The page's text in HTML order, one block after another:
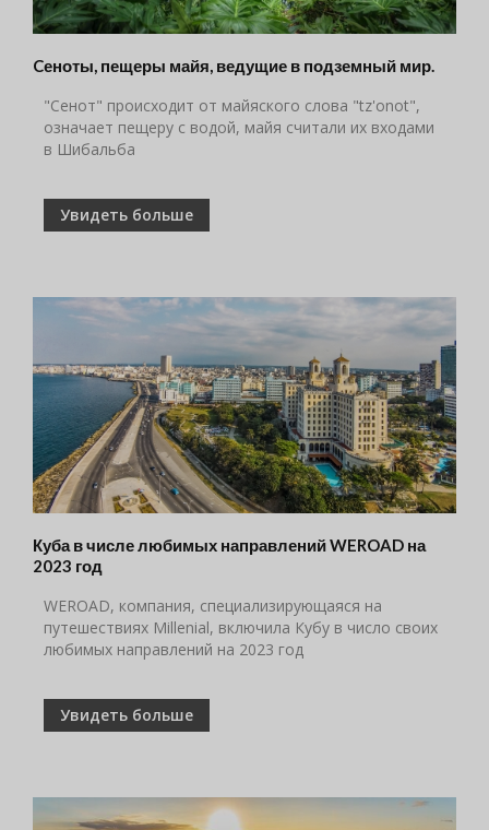
Cеноты, пещеры майя, ведущие в подземный мир.
"Cенот" происходит от майяского слова "tz'onot",
означает пещеру с водой, майя считали их входами
в Шибальба
Увидеть больше
Куба в числе любимых направлений WEROAD на
2023 год
WEROAD, компания, специализирующаяся на
путешествиях Millenial, включила Кубу в число своих
любимых направлений на 2023 год
Увидеть больше